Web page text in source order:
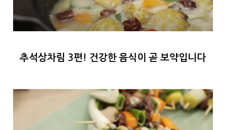
추석상차림 3편! 건강한 음식이 곧 보약입니다